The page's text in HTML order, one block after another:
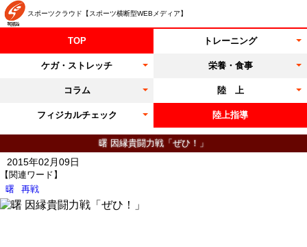
スポーツクラウド【スポーツ横断型WEBメディア】
TOP トレーニング
ケガ・ストレッチ 栄養・食事
コラム 陸 上
フィジカルチェック 陸上指導
曙 因縁貴闘力戦「ぜひ！」
【関連ワード】
曙
再戦
2015年02月09日